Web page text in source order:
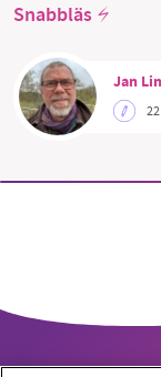
Snabbläs
Jan
utveckla